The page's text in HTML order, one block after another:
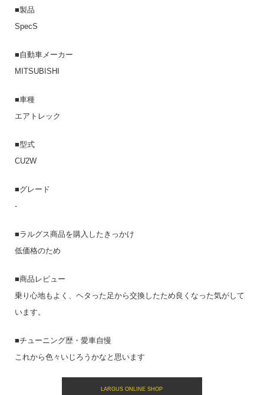
■製品
SpecS
■自動車メーカー
MITSUBISHI
■車種
エアトレック
■型式
CU2W
■グレード
-
■ラルグス商品を購入したきっかけ
低価格のため
■商品レビュー
乗り心地もよく、ヘタった足から交換したため良くなった気がして
います。
■チューニング歴・愛車自慢
これから色々いじろうかなと思います
LARGUS ONLINE SHOP